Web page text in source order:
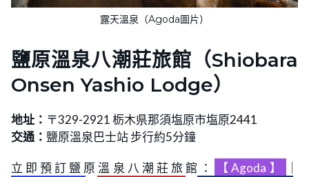
露天溫泉（Agoda圖片）
鹽原溫泉八潮莊旅館（Shiobara
Onsen Yashio Lodge）
地址： 〒329-2921 栃木県那須塩原市塩原2441
交通： 鹽原溫泉巴士站 步行約5分鐘​
立即預訂鹽原溫泉八潮莊旅館： 【Agoda】